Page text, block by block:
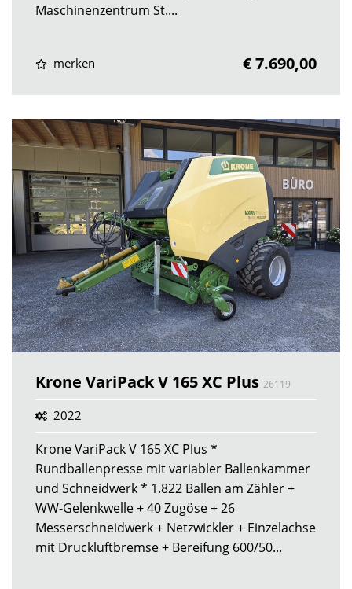
Maschinenzentrum St....
merken € 7.690,00
Krone VariPack V 165 XC Plus 26119
2022
Krone VariPack V 165 XC Plus *
Rundballenpresse mit variabler Ballenkammer
und Schneidwerk * 1.822 Ballen am Zähler +
WW-Gelenkwelle + 40 Zugöse + 26
Messerschneidwerk + Netzwickler + Einzelachse
mit Druckluftbremse + Bereifung 600/50...